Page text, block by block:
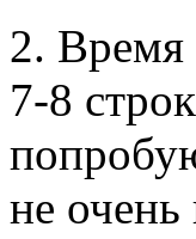
2. Время
7-8
не очень